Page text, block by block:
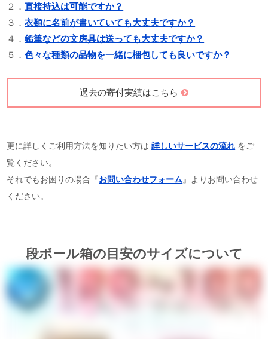
２．直接持込は可能ですか？
３．衣類に名前が書いていても大丈夫ですか？
４．鉛筆などの文房具は送っても大丈夫ですか？
５．色々な種類の品物を一緒に梱包しても良いですか？
過去の寄付実績はこちら
更に詳しくご利用方法を知りたい方は詳しいサービスの流れ をご
覧ください。
それでもお困りの場合『お問い合わせフォーム 』よりお問い合わせ
ください。
段ボール箱の目安のサイズについて